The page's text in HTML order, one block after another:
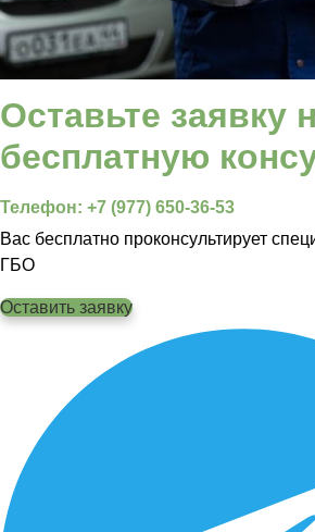
Оставьте заявку
бесплатную
Телефон: +7 (977) 650-36-53
Вас бесплатно проконсультирует
ГБО
Оставить заявку